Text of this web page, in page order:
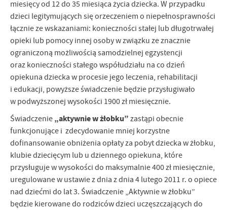
miesięcy od 12 do 35 miesiąca życia dziecka. W przypadku
dzieci legitymujących się orzeczeniem o niepełnosprawności
łącznie ze wskazaniami: konieczności stałej lub długotrwałej
opieki lub pomocy innej osoby w związku ze znacznie
ograniczoną możliwością samodzielnej egzystencji
oraz konieczności stałego współudziału na co dzień
opiekuna dziecka w procesie jego leczenia, rehabilitacji
i edukacji, powyższe świadczenie będzie przysługiwało
w podwyższonej wysokości 1900 zł miesięcznie.
Świadczenie „aktywnie w żłobku” zastąpi obecnie
funkcjonujące i zdecydowanie mniej korzystne
dofinansowanie obniżenia opłaty za pobyt dziecka w żłobku,
klubie dziecięcym lub u dziennego opiekuna, które
przysługuje w wysokości do maksymalnie 400 zł miesięcznie,
uregulowane w ustawie z dnia z dnia 4 lutego 2011 r. o opiece
nad dziećmi do lat 3. Świadczenie „Aktywnie w żłobku”
będzie kierowane do rodziców dzieci uczęszczających do